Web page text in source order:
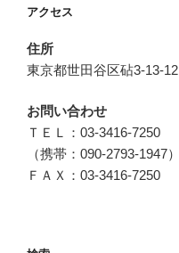
アクセス
住所
東京都世田谷区砧3-13-12
お問い合わせ
ＴＥＬ：03-3416-7250
（携帯：090-2793-1947）
ＦＡＸ：03-3416-7250